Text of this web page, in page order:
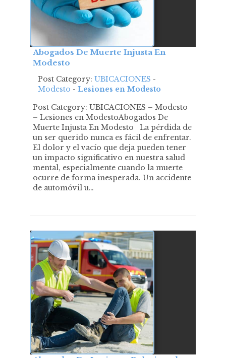
Abogados De Muerte Injusta En
Modesto
Post Category: UBICACIONES -
Modesto - Lesiones en Modesto
Post Category: UBICACIONES – Modesto
– Lesiones en ModestoAbogados De
Muerte Injusta En Modesto La pérdida de
un ser querido nunca es fácil de enfrentar.
El dolor y el vacío que deja pueden tener
un impacto significativo en nuestra salud
mental, especialmente cuando la muerte
ocurre de forma inesperada. Un accidente
de automóvil u…